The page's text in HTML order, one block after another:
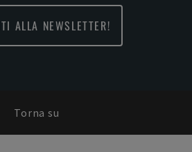
ALLA NEWSLETTER!
Torna su